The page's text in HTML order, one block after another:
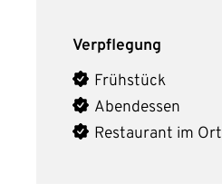
Verpflegung
Frühstück
Abendessen
Restaurant im Ort